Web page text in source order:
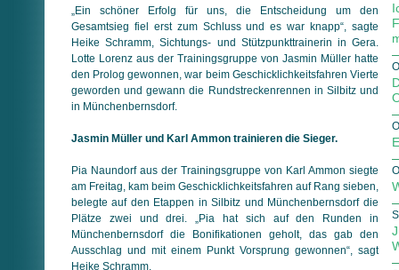
„Ein schöner Erfolg für uns, die Entscheidung um den
Gesamtsieg fiel erst zum Schluss und es war knapp“, sagte
Heike Schramm, Sichtungs- und Stützpunkttrainerin in Gera.
Lotte Lorenz aus der Trainingsgruppe von Jasmin Müller hatte
den Prolog gewonnen, war beim Geschicklichkeitsfahren Vierte
geworden und gewann die Rundstreckenrennen in Silbitz und
in Münchenbernsdorf.
Jasmin Müller und Karl Ammon trainieren die Sieger.
Pia Naundorf aus der Trainingsgruppe von Karl Ammon siegte
am Freitag, kam beim Geschicklichkeitsfahren auf Rang sieben,
belegte auf den Etappen in Silbitz und Münchenbernsdorf die
Plätze zwei und drei. „Pia hat sich auf den Runden in
Münchenbernsdorf die Bonifikationen geholt, das gab den
Ausschlag und mit einem Punkt Vorsprung gewonnen“, sagt
Heike Schramm.